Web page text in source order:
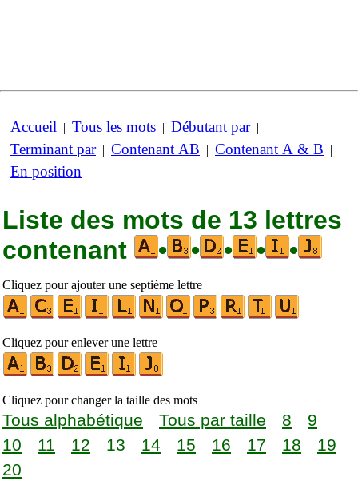
Accueil | Tous les mots | Débutant par|
Terminant par| Contenant AB | Contenant A & B |
En position
Liste des mots de 13 lettres
contenant
• • • • •
Cliquez pour ajouter une septième lettre
Cliquez pour enlever une lettre
Cliquez pour changer la taille des mots
Tous alphabétique Tous par taille 8
9
10
11 12 13 14 15 16 17 18
19
20